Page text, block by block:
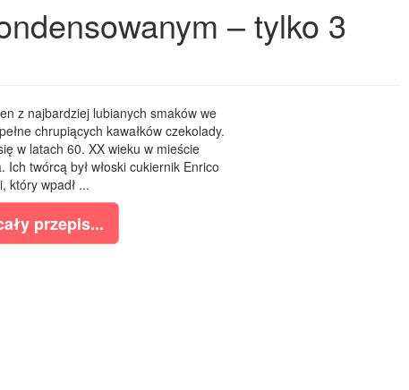
– tylko 3
z najbardziej lubianych smaków we
chrupiących kawałków czekolady.
w latach 60. XX wieku w mieście
twórcą był włoski cukiernik Enrico
który wpadł ...
przepis...